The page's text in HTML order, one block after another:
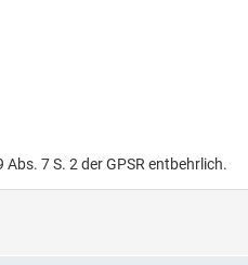
7 S. 2 der GPSR entbehrlich.